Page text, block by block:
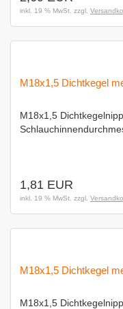
inkl. 19 % MwSt. zzgl.
M18x1,5 Dichtkegel
M18x1,5
1,81 EUR
inkl. 19 % MwSt. zzgl.
M18x1,5 Dichtkegel
M18x1,5